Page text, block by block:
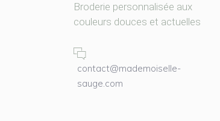
Broderie personnalisée aux
couleurs douces et actuelles
contact@mademoiselle-
sauge.com